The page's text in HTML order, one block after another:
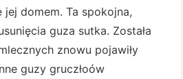
domem. Ta spokojna,
guza sutka. Została
znowu pojawiły
guzy gruczłoów